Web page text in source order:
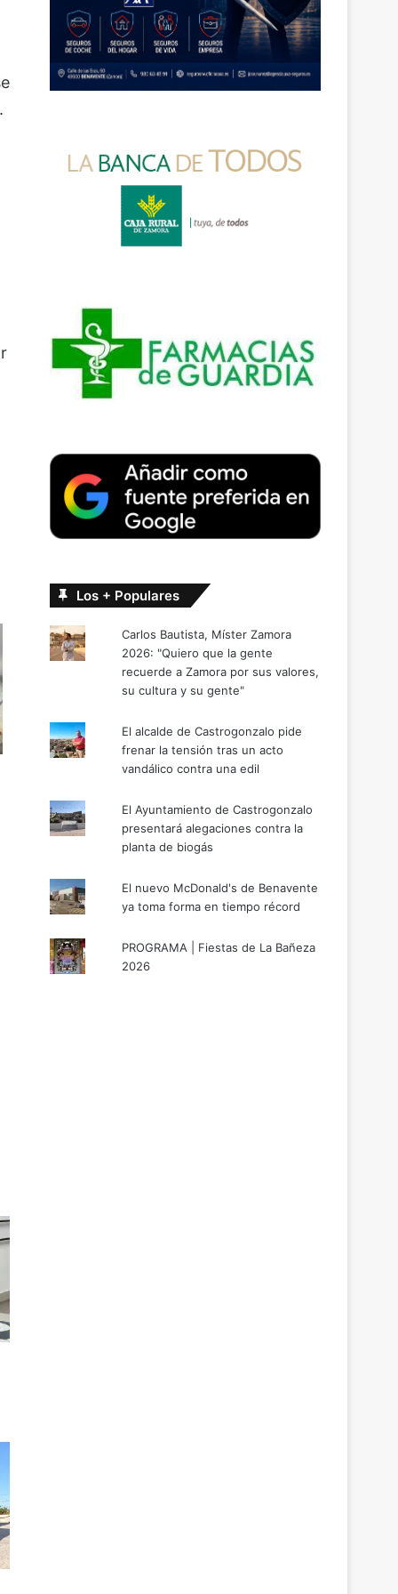
Los + Populares
Carlos Bautista, Míster Zamora
2026: "Quiero que la gente
recuerde a Zamora por sus valores,
su cultura y su gente"
El alcalde de Castrogonzalo pide
frenar la tensión tras un acto
vandálico contra una edil
El Ayuntamiento de Castrogonzalo
presentará alegaciones contra la
planta de biogás
El nuevo McDonald's de Benavente
ya toma forma en tiempo récord
PROGRAMA | Fiestas de La Bañeza
2026